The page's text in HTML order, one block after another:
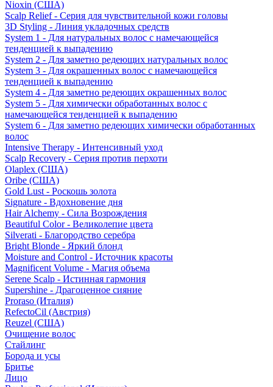
Nioxin (США)
Scalp Relief - Серия для чувствительной кожи головы
3D Styling - Линия укладочных средств
System 1 - Для натуральных волос с намечающейся
тенденцией к выпадению
System 2 - Для заметно редеющих натуральных волос
System 3 - Для окрашенных волос с намечающейся
тенденцией к выпадению
System 4 - Для заметно редеющих окрашенных волос
System 5 - Для химически обработанных волос с
намечающейся тенденцией к выпадению
System 6 - Для заметно редеющих химически обработанных
волос
Intensive Therapy - Интенсивный уход
Scalp Recovery - Серия против перхоти
Olaplex (США)
Oribe (США)
Gold Lust - Роскошь золота
Signature - Вдохновение дня
Hair Alchemy - Сила Возрождения
Beautiful Color - Великолепие цвета
Silverati - Благородство серебра
Bright Blonde - Яркий блонд
Moisture and Control - Источник красоты
Magnificent Volume - Магия объема
Serene Scalp - Истинная гармония
Supershine - Драгоценное сияние
Proraso (Италия)
RefectoCil (Австрия)
Reuzel (США)
Очищение волос
Стайлинг
Борода и усы
Бритье
Лицо